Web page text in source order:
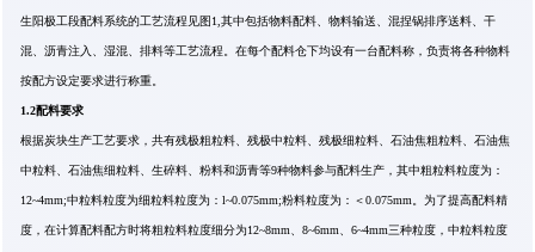
生阳极工段配料系统的工艺流程见图1,其中包括物料配料、物料输送、混捏锅排序送料、干
混、沥青注入、湿混、排料等工艺流程。在每个配料仓下均设有一台配料称，负责将各种物料
按配方设定要求进行称重。
1.2配料要求
根据炭块生产工艺要求，共有残极粗粒料、残极中粒料、残极细粒料、石油焦粗粒料、石油焦
中粒料、石油焦细粒料、生碎料、粉料和沥青等9种物料参与配料生产，其中粗粒料粒度为：
12~4mm;中粒料粒度为细粒料粒度为：l~0.075mm;粉料粒度为：＜0.075mm。为了提高配料精
度，在计算配料配方时将粗粒料粒度细分为12~8mm、8~6mm、6~4mm三种粒度，中粒料粒度